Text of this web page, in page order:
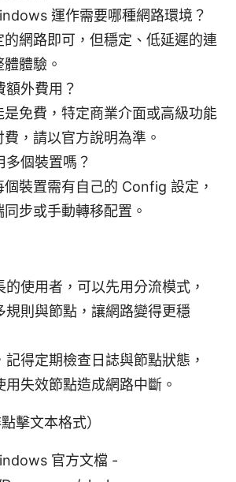
運作需要哪種網路環境？
的網路即可，但穩定、低延遲的連
體驗。
額外費用？
是免費，特定商業介面或高級功能
，請以官方說明為準。
多個裝置嗎？
個裝置需有自己的 Config 設定，
步或手動轉移配置。
的使用者，可以先用分流模式，
規則與節點，讓網路變得更穩
記得定期檢查日誌與節點狀態，
用失效節點造成網路中斷。
擊文本格式）
官方文檔 -